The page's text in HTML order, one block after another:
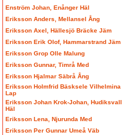
Enström Johan, Enånger Häl
Eriksson Anders, Mellansel Ång
Eriksson Axel, Hällesjö Bräcke Jäm
Eriksson Erik Olof, Hammarstrand Jäm
Eriksson Grop Olle Malung
Eriksson Gunnar, Timrå Med
Eriksson Hjalmar Säbrå Ång
Eriksson Holmfrid Bäsksele Vilhelmina
Lap
Eriksson Johan Krok-Johan, Hudiksvall
Häl
Eriksson Lena, Njurunda Med
Eriksson Per Gunnar Umeå Väb